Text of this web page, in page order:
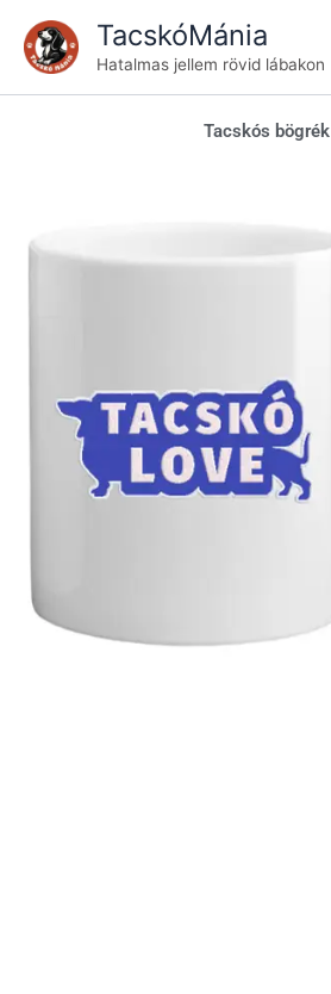
content
TacskóMánia
Hatalmas jellem rövid lábakon
Tacskós bögrék